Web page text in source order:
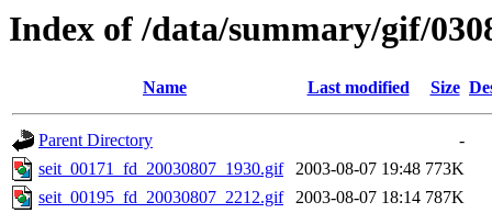
Index of /data/summary/gif/
Name Last modified Size
Parent Directory
-
seit_00171_fd_20030807_1930.gif
2003-08-07 19:48 773K
seit_00195_fd_20030807_2212.gif
2003-08-07 18:14 787K